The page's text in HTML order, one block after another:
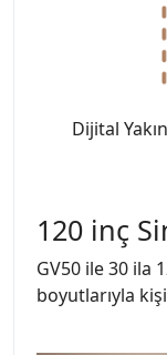
Dijital
120 inç
GV50 ile 30 ila
boyutlarıyla